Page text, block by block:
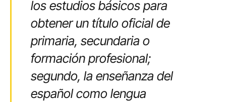
los estudios básicos para
obtener un título oficial de
primaria, secundaria o
formación profesional;
segundo, la enseñanza del
español como lengua